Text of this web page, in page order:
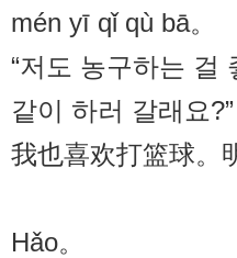
mén yī qǐ qù bā。
“저도 농구하는 걸
같이 하러 갈래요?”
我也喜欢打篮球。
Hǎo。